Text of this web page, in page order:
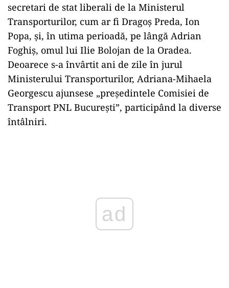
secretari de stat liberali de la Ministerul
Transporturilor, cum ar fi Dragoș Preda, Ion
Popa, și, în utima perioadă, pe lângă Adrian
Foghiș, omul lui Ilie Bolojan de la Oradea.
Deoarece s-a învârtit ani de zile în jurul
Ministerului Transporturilor, Adriana-Mihaela
Georgescu ajunsese „președintele Comisiei de
Transport PNL București”, participând la diverse
întâlniri.